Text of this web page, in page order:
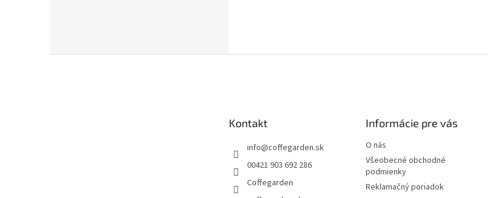
Kontakt
info@coffegarden.sk
00421 903 692 286
Coffegarden
Informácie pre vás
O nás
Všeobecné obchodné
podmienky
Reklamačný poriadok